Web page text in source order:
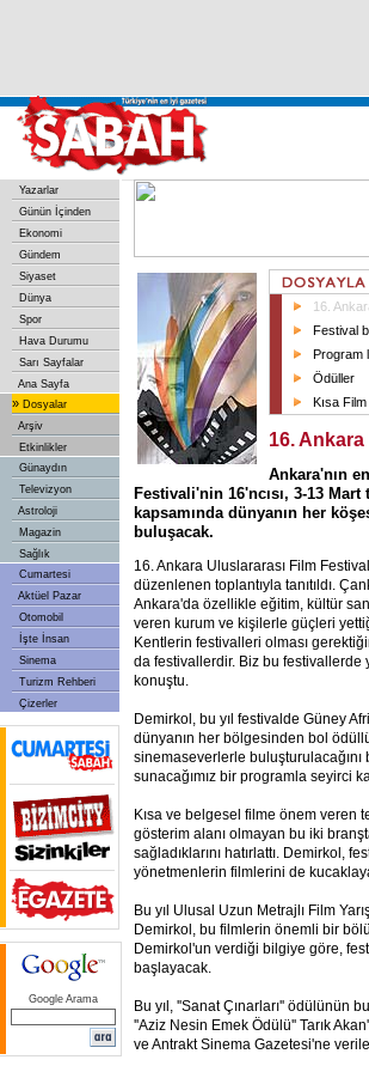
Yazarlar
Günün İçinden
Ekonomi
Gündem
Siyaset
Dünya
Spor
Hava Durumu
Sarı Sayfalar
Ana Sayfa
» Dosyalar
Arşiv
Etkinlikler
Günaydın
Televizyon
Astroloji
Magazin
Sağlık
Cumartesi
Aktüel Pazar
Otomobil
İşte İnsan
Sinema
Turizm Rehberi
Çizerler
Google Arama
16.
Festival
Program
Ödüller
Kısa
16.
Ankara'nın
Festivali'nin 16'ncısı, 3-13
kapsamında dünyanın her
buluşacak.
16. Ankara Uluslararası Film
düzenlenen toplantıyla tanıtıldı.
Ankara'da özellikle eğitim, kültür
veren kurum ve kişilerle güçleri
Kentlerin festivalleri olması
da festivallerdir. Biz bu festivallerde
konuştu.
Demirkol, bu yıl festivalde Güney
dünyanın her bölgesinden bol
sinemaseverlerle
sunacağımız bir programla seyirci
Kısa ve belgesel filme önem veren
gösterim alanı olmayan bu iki
sağladıklarını hatırlattı. Demirkol,
yönetmenlerin filmlerini de
Bu yıl Ulusal Uzun Metrajlı Film
Demirkol, bu filmlerin önemli bir
Demirkol'un verdiği bilgiye göre,
başlayacak.
Bu yıl, ''Sanat Çınarları'' ödülünün
''Aziz Nesin Emek Ödülü'' Tarık
ve Antrakt Sinema Gazetesi'ne